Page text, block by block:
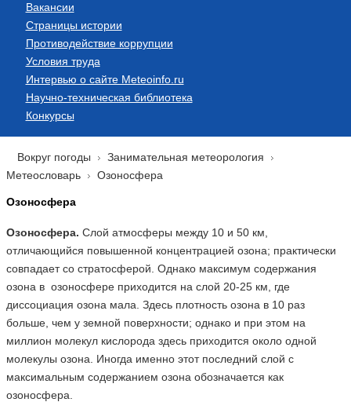
Вакансии
Страницы истории
Противодействие коррупции
Условия труда
Интервью о сайте Meteoinfo.ru
Научно-техническая библиотека
Конкурсы
Вокруг погоды
Занимательная метеорология
Метеословарь
Озоносфера
Озоносфера
Озоносфера. Слой атмосферы между 10 и 50 км,
отличающийся повышенной концентрацией озона; практически
совпадает со стратосферой. Однако максимум содержания
озона в озоносфере приходится на слой 20-25 км, где
диссоциация озона мала. Здесь плотность озона в 10 раз
больше, чем у земной поверхности; однако и при этом на
миллион молекул кислорода здесь приходится около одной
молекулы озона. Иногда именно этот последний слой с
максимальным содержанием озона обозначается как
озоносфера.